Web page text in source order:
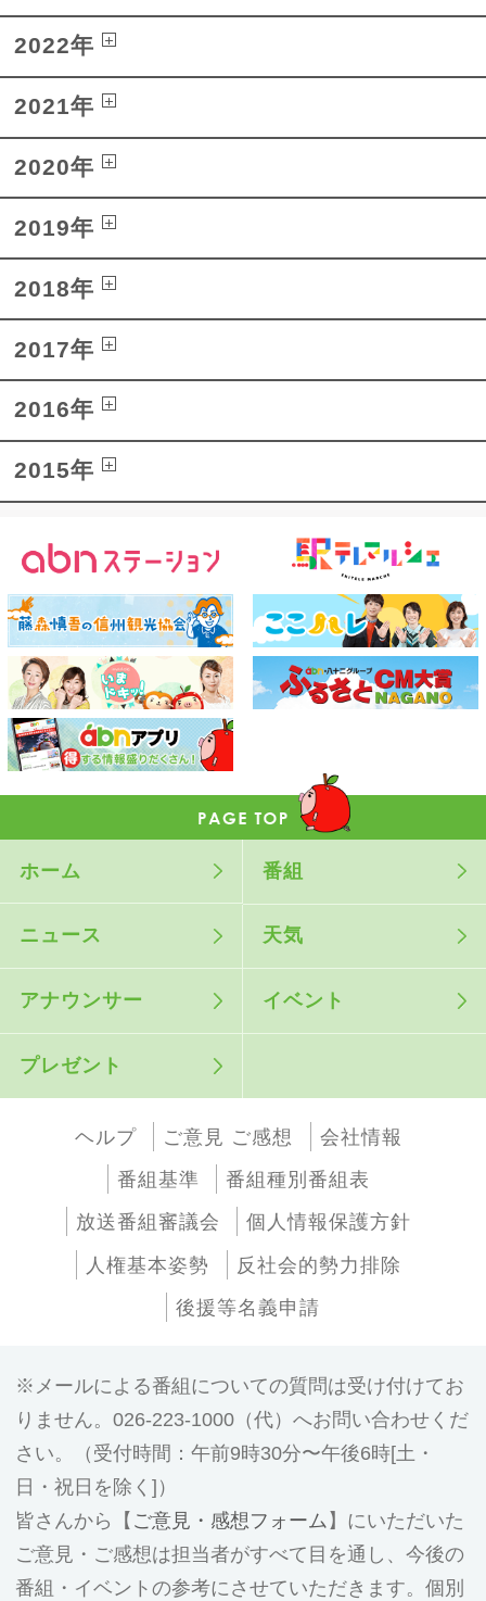
2022年
2021年
2020年
2019年
2018年
2017年
2016年
2015年
ホーム 番組
ニュース 天気
アナウンサー イベント
プレゼント
ヘルプ ご意見 ご感想
会社情報
番組基準
番組種別番組表
放送番組審議会
個人情報保護方針
人権基本姿勢
反社会的勢力排除
後援等名義申請
メールによる番組についての質問は受け付けてお
りません。026-223-1000（代）へお問い合わせくだ
さい。（受付時間：午前9時30分〜午後6時[土・
日・祝日を除く]）
皆さんから【 ご意見・感想フォーム 】にいただいた
ご意見・ご感想は担当者がすべて目を通し、今後の
番組・イベントの参考にさせていただきます。個別